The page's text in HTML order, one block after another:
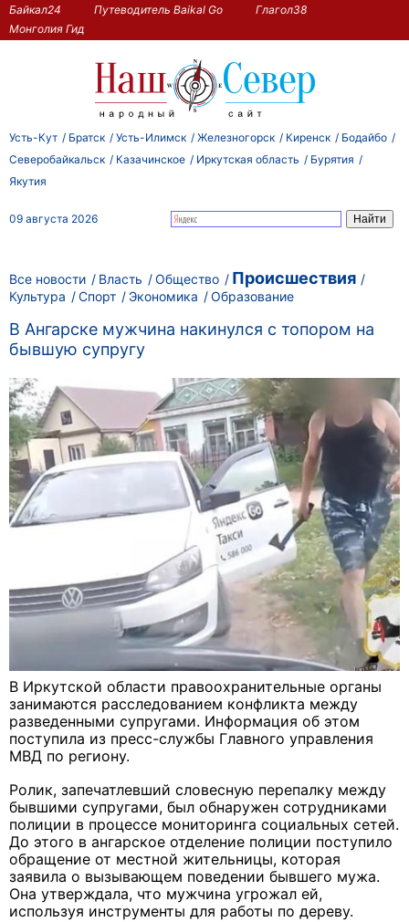
Байкал24 Путеводитель Baikal Go
Глагол38
Монголия Гид
Усть-Кут Братск Усть-Илимск Железногорск Киренск
Бодайбо
Северобайкальск
Казачинское Иркутская область
Бурятия
Якутия
09 августа 2026
Все новости Власть Общество Происшествия
Культура Спорт Экономика Образование
В Ангарске мужчина накинулся с топором на
бывшую супругу
В Иркутской области правоохранительные органы
занимаются расследованием конфликта между
разведенными супругами. Информация об этом
поступила из пресс-службы Главного управления
МВД по региону.
Ролик, запечатлевший словесную перепалку между
бывшими супругами, был обнаружен сотрудниками
полиции в процессе мониторинга социальных сетей.
До этого в ангарское отделение полиции поступило
обращение от местной жительницы, которая
заявила о вызывающем поведении бывшего мужа.
Она утверждала, что мужчина угрожал ей,
используя инструменты для работы по дереву.